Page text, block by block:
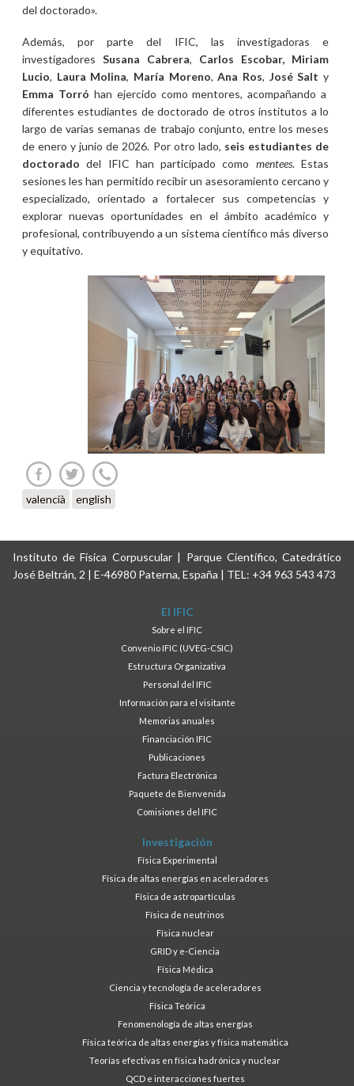
del doctorado».
Además, por parte del IFIC, las investigadoras e
investigadores Susana Cabrera, Carlos Escobar, Miriam
Lucio, Laura Molina, María Moreno, Ana Ros, José Salty
Emma Torró han ejercido como mentores, acompañando a
diferentes estudiantes de doctorado de otros institutos a lo
largo de varias semanas de trabajo conjunto, entre los meses
de enero y junio de 2026. Por otro lado, seis estudiantes de
doctorado del IFIC han participado como mentees. Estas
sesiones les han permitido recibir un asesoramiento cercano y
especializado, orientado a fortalecer sus competencias y
explorar nuevas oportunidades en el ámbito académico y
profesional, contribuyendo a un sistema científico más diverso
y equitativo.
valencià english
Instituto de Física Corpuscular | Parque Científico, Catedrático
José Beltrán, 2 | E-46980 Paterna, España | TEL: +34 963 543 473
El IFIC
Sobre el IFIC
Convenio IFIC (UVEG-CSIC)
Estructura Organizativa
Personal del IFIC
Información para el visitante
Memorias anuales
Financiación IFIC
Publicaciones
Factura Electrónica
Paquete de Bienvenida
Comisiones del IFIC
Investigación
Física Experimental
Física de altas energías en aceleradores
Física de astropartículas
Física de neutrinos
Física nuclear
GRID y e-Ciencia
Física Médica
Ciencia y tecnología de aceleradores
Física Teórica
Fenomenología de altas energías
Física teórica de altas energías y física matemática
Teorías efectivas en física hadrónica y nuclear
QCD e interacciones fuertes